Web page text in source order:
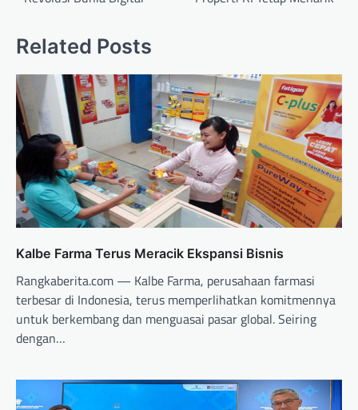
Related Posts
Kalbe Farma Terus Meracik Ekspansi Bisnis
Rangkaberita.com — Kalbe Farma, perusahaan farmasi
terbesar di Indonesia, terus memperlihatkan komitmennya
untuk berkembang dan menguasai pasar global. Seiring
dengan…